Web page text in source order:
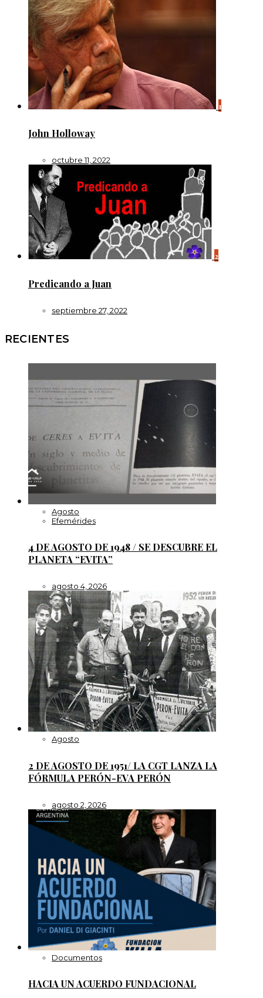
1
John Holloway
octubre 11, 2022
2
Predicando a Juan
septiembre 27, 2022
RECIENTES
Agosto
Efemérides
4 DE AGOSTO DE 1948 / SE DESCUBRE EL
PLANETA “EVITA”
agosto 4, 2026
Agosto
2 DE AGOSTO DE 1951/ LA CGT LANZA LA
FÓRMULA PERÓN-EVA PERÓN
agosto 2, 2026
Documentos
HACIA UN ACUERDO FUNDACIONAL